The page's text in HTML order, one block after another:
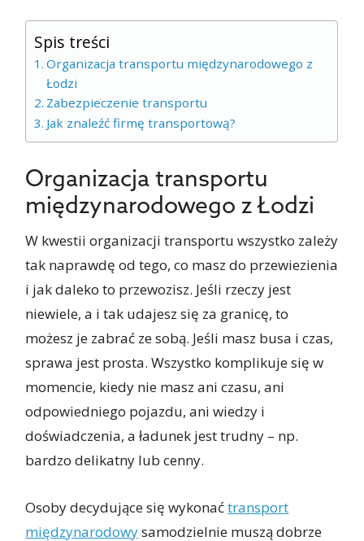
Spis treści
Organizacja transportu międzynarodowego z
Łodzi
Zabezpieczenie transportu
Jak znaleźć firmę transportową?
Organizacja transportu
międzynarodowego z Łodzi
W kwestii organizacji transportu wszystko zależy
tak naprawdę od tego, co masz do przewiezienia
i jak daleko to przewozisz. Jeśli rzeczy jest
niewiele, a i tak udajesz się za granicę, to
możesz je zabrać ze sobą. Jeśli masz busa i czas,
sprawa jest prosta. Wszystko komplikuje się w
momencie, kiedy nie masz ani czasu, ani
odpowiedniego pojazdu, ani wiedzy i
doświadczenia, a ładunek jest trudny – np.
bardzo delikatny lub cenny.
Osoby decydujące się wykonaćtransport
międzynarodowysamodzielnie muszą dobrze